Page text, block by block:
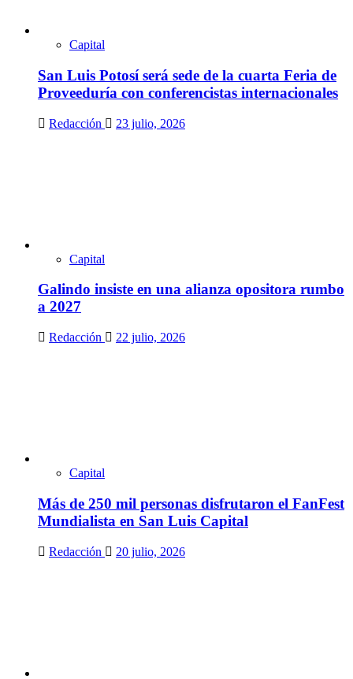
Capital
San Luis Potosí será sede de la cuarta Feria de
Proveeduría con conferencistas internacionales
Redacción 23 julio, 2026
Capital
Galindo insiste en una alianza opositora rumbo
a 2027
Redacción 22 julio, 2026
Capital
Más de 250 mil personas disfrutaron el FanFest
Mundialista en San Luis Capital
Redacción 20 julio, 2026